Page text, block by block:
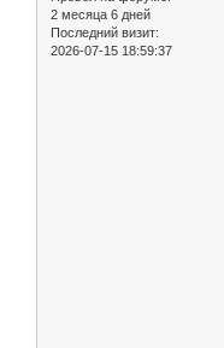
2 месяца 6 дней
Последний визит:
2026-07-15 18:59:37